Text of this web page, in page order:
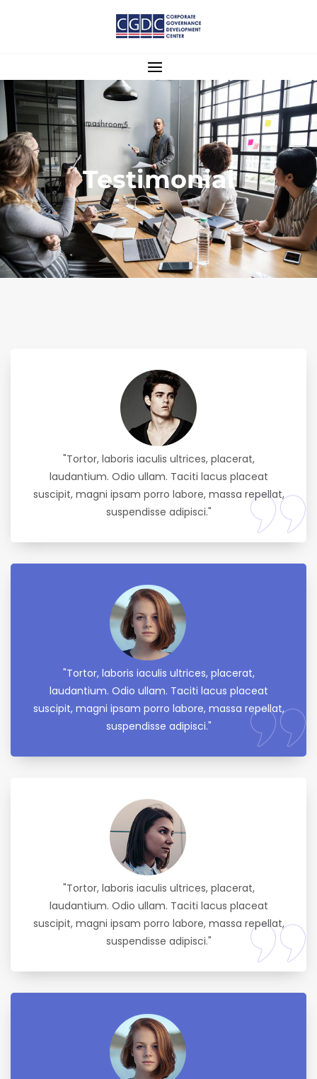
Testimonial
"Tortor, laboris iaculis ultrices, placerat,
laudantium. Odio ullam. Taciti lacus placeat
suscipit, magni ipsam porro labore, massa repellat,
suspendisse adipisci."
"Tortor, laboris iaculis ultrices, placerat,
laudantium. Odio ullam. Taciti lacus placeat
suscipit, magni ipsam porro labore, massa repellat,
suspendisse adipisci."
"Tortor, laboris iaculis ultrices, placerat,
laudantium. Odio ullam. Taciti lacus placeat
suscipit, magni ipsam porro labore, massa repellat,
suspendisse adipisci."